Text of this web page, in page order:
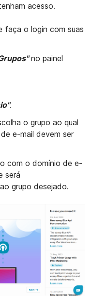
acesso.
faça o login com suas
no painel
.
o grupo ao qual
e-mail devem ser
com o domínio de e-
será
grupo desejado.